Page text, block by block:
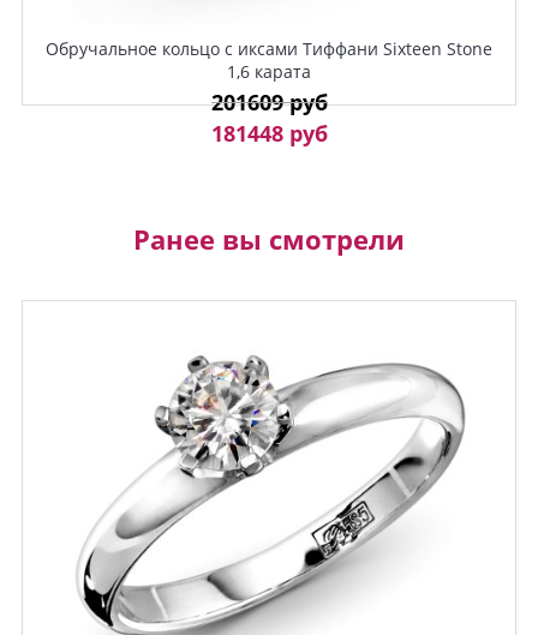
Обручальное кольцо с иксами Тиффани Sixteen Stone
1,6 карата
201609 руб
181448 руб
Ранее вы смотрели